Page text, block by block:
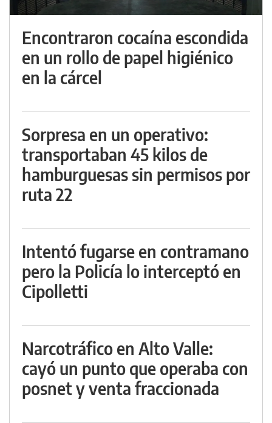
Encontraron cocaína escondida
en un rollo de papel higiénico
en la cárcel
Sorpresa en un operativo:
transportaban 45 kilos de
hamburguesas sin permisos por
ruta 22
Intentó fugarse en contramano
pero la Policía lo interceptó en
Cipolletti
Narcotráfico en Alto Valle:
cayó un punto que operaba con
posnet y venta fraccionada